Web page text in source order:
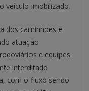
veículo imobilizado.
dos caminhões e
atuação
e equipes
interditado
com o fluxo sendo